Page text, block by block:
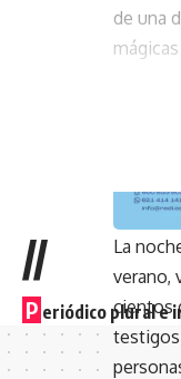
de una
La
verano,
cientos
//
P eriódico plural e